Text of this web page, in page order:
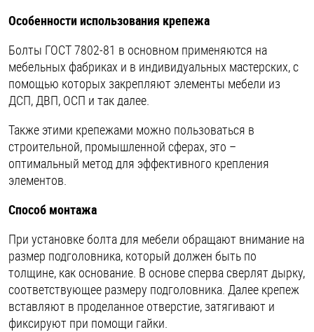
Особенности использования крепежа
Болты ГОСТ 7802-81 в основном применяются на
мебельных фабриках и в индивидуальных мастерских, с
помощью которых закрепляют элементы мебели из
ДСП, ДВП, ОСП и так далее.
Также этими крепежами можно пользоваться в
строительной, промышленной сферах, это –
оптимальный метод для эффективного крепления
элементов.
Способ монтажа
При установке болта для мебели обращают внимание на
размер подголовника, который должен быть по
толщине, как основание. В основе сперва сверлят дырку,
соответствующее размеру подголовника. Далее крепеж
вставляют в проделанное отверстие, затягивают и
фиксируют при помощи гайки.